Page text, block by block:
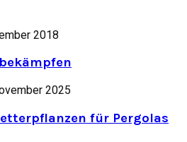
2018
2025
für Pergolas